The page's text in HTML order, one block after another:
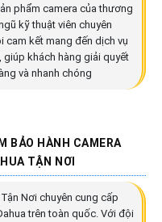
phẩm camera của thương
kỹ thuật viên chuyên
cam kết mang đến dịch vụ
giúp khách hàng giải quyết
và nhanh chóng
BẢO HÀNH CAMERA
TẬN NƠI
Nơi chuyên cung cấp
trên toàn quốc. Với đội